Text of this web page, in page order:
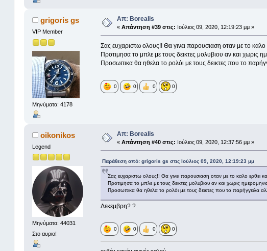
grigoris gs
VIP Member
Μηνύματα: 4178
Απ: Borealis
« Απάντηση #39 στις: Ιούλιος 09, 2020, 12:19:23 μμ »
Σας ευχαριστω ολους!! Θα γινει παρουσιαση οταν με το καλο
Προτιμησα το μπλε με τους δεικτες μολυβιου αν και χωρις
Προσωπικα θα ηθελα το ρολόι με τους δεικτες που το
0 0 0 0
oikonikos
Legend
Μηνύματα: 44031
Στο αυριο!
Απ: Borealis
« Απάντηση #40 στις: Ιούλιος 09, 2020, 12:37:56 μμ »
Παράθεση από: grigoris gs στις Ιούλιος 09, 2020, 12:19:23 μμ
Σας ευχαριστω ολους!! Θα γινει παρουσιαση οταν με το καλο ερθει
Προτιμησα το μπλε με τους δεικτες μολυβιου αν και χωρις
Προσωπικα θα ηθελα το ρολόι με τους δεικτες που το παρήγγειλα
Δεκεμβρη? ?
0 0 0 0